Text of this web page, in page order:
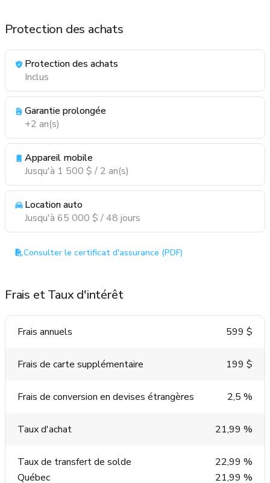
Protection des achats
Protection des achats
Inclus
Garantie prolongée
+2 an(s)
Appareil mobile
Jusqu'à 1 500 $ / 2 an(s)
Location auto
Jusqu'à 65 000 $ / 48 jours
Consulter le certificat d'assurance (PDF)
Frais et Taux d'intérêt
Frais annuels 599 $
Frais de carte supplémentaire 199 $
Frais de conversion en devises étrangères 2,5 %
Taux d'achat 21,99 %
Taux de transfert de solde
22,99 %
Québec
21,99 %